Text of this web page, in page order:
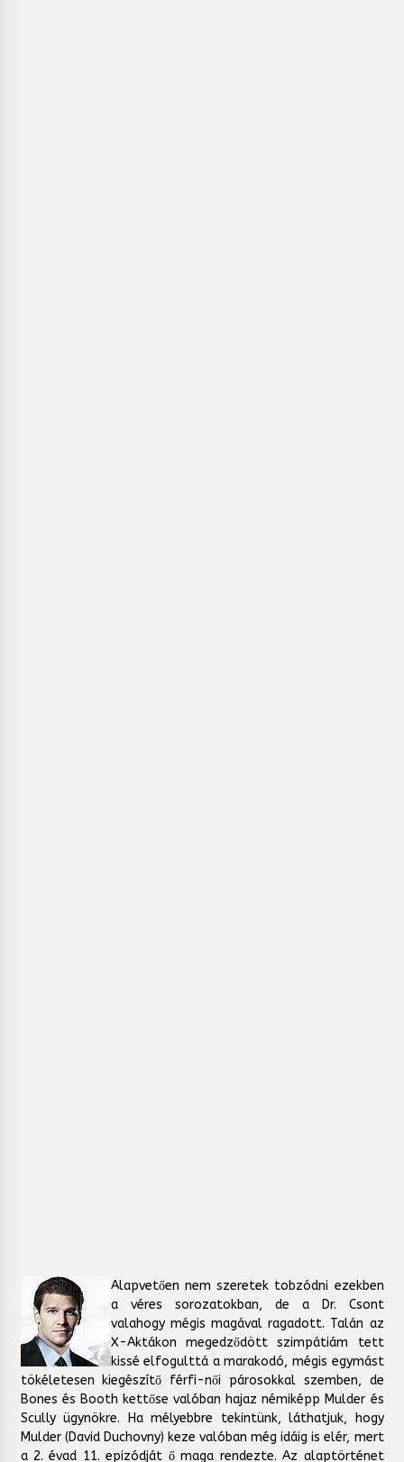
Alapvetően nem szeretek tobzódni ezekben
a véres sorozatokban, de a Dr. Csont
valahogy mégis magával ragadott. Talán az
X-Aktákon megedződött szimpátiám tett
kissé elfogulttá a marakodó, mégis egymást
tökéletesen kiegészítő férfi-női párosokkal szemben, de
Bones és Booth kettőse valóban hajaz némiképp Mulder és
Scully ügynökre. Ha mélyebbre tekintünk, láthatjuk, hogy
Mulder (David Duchovny) keze valóban még idáig is elér, mert
a 2. évad 11. epizódját ő maga rendezte. Az alaptörténet